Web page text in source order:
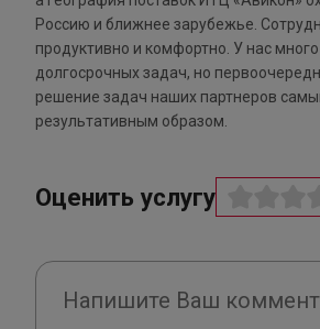
Россию и ближнее зарубежье.
продуктивно и комфортно. У нас
долгосрочных задач, но
решение задач наших партнеров
результативным образом.
Оценить услугу